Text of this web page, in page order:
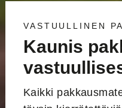
VASTUULLINEN
Kaunis
Kaikki